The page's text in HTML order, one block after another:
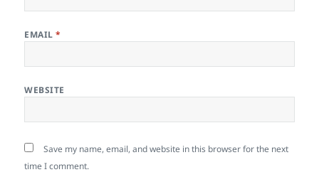
EMAIL*
WEBSITE
Save my name, email, and website in this browser for the next
time I comment.